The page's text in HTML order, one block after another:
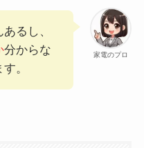
家電のプロ
るし、
分からな
。